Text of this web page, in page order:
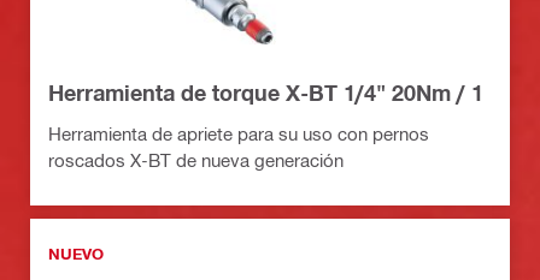
Herramienta de torque X-BT 1/4" 20Nm / 1
Herramienta de apriete para su uso con pernos
roscados X-BT de nueva generación
NUEVO